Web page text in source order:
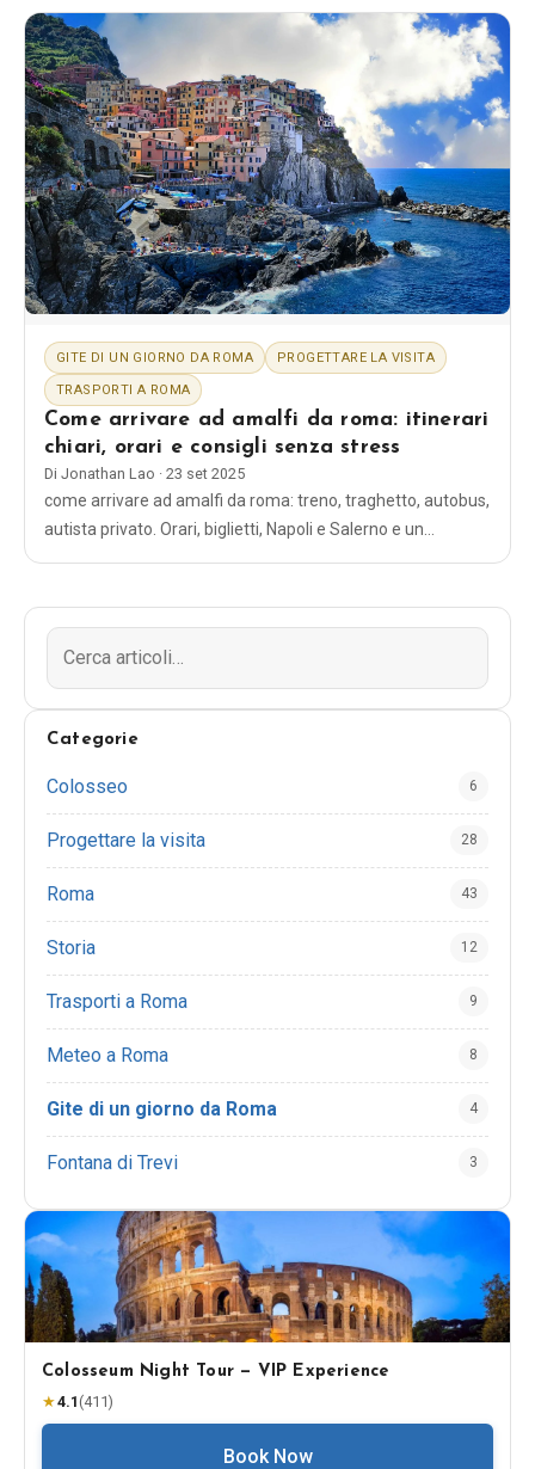
GITE DI UN GIORNO DA ROMA PROGETTARE LA VISITA
TRASPORTI A ROMA
Come arrivare ad amalfi da roma: itinerari
chiari, orari e consigli senza stress
Di Jonathan Lao · 23 set 2025
come arrivare ad amalfi da roma: treno, traghetto, autobus,
autista privato. Orari, biglietti, Napoli e Salerno e un
Categorie
Colosseo 6
Progettare la visita 28
Roma 43
Storia 12
Trasporti a Roma 9
Meteo a Roma 8
Gite di un giorno da Roma 4
Fontana di Trevi 3
Colosseum Night Tour — VIP Experience
★4.1 (411)
Book Now